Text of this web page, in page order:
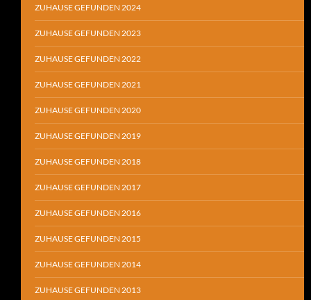
ZUHAUSE GEFUNDEN 2024
ZUHAUSE GEFUNDEN 2023
ZUHAUSE GEFUNDEN 2022
ZUHAUSE GEFUNDEN 2021
ZUHAUSE GEFUNDEN 2020
ZUHAUSE GEFUNDEN 2019
ZUHAUSE GEFUNDEN 2018
ZUHAUSE GEFUNDEN 2017
ZUHAUSE GEFUNDEN 2016
ZUHAUSE GEFUNDEN 2015
ZUHAUSE GEFUNDEN 2014
ZUHAUSE GEFUNDEN 2013